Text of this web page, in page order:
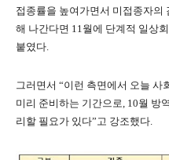
접종률을 높여가면서 미접종자의
해 나간다면 11월에 단계적 일상
붙였다.
그러면서 “이런 측면에서 오늘 사
미리 준비하는 기간으로, 10월 방
리할 필요가 있다”고 강조했다.